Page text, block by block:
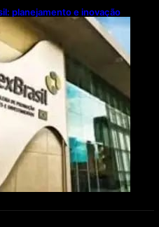
planejamento e inovação
futuro do agronegócio